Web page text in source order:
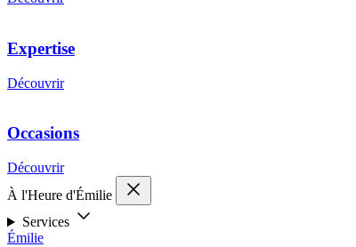
Expertise
Découvrir
Occasions
Découvrir
À l'Heure d'Émilie
Services
Émilie